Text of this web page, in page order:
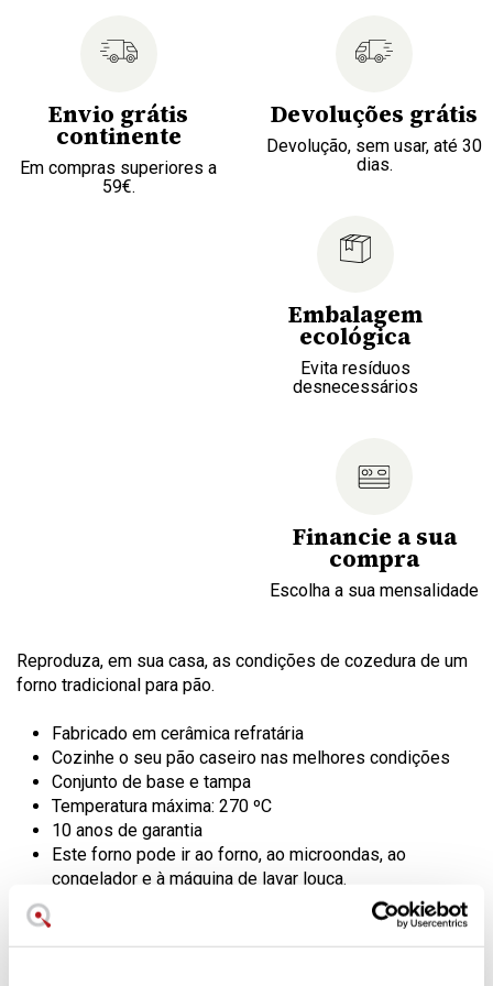
Envio grátis
continente
Em compras superiores a
59€.
Devoluções grátis
Devolução, sem usar, até 30
dias.
Embalagem
ecológica
Evita resíduos
desnecessários
Financie a sua
compra
Escolha a sua mensalidade
Reproduza, em sua casa, as condições de cozedura de um
forno tradicional para pão.
Fabricado em cerâmica refratária
Cozinhe o seu pão caseiro nas melhores condições
Conjunto de base e tampa
Temperatura máxima: 270 ºC
10 anos de garantia
Este forno pode ir ao forno, ao microondas, ao
congelador e à máquina de lavar louça.
Descubra o prazer de fazer e comer